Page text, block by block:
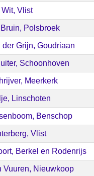
Vlist
Polsbroek
der Grijn, Goudriaan
Schoonhoven
Meerkerk
Linschoten
Benschop
Vlist
Berkel en Rodenrijs
Vuuren, Nieuwkoop